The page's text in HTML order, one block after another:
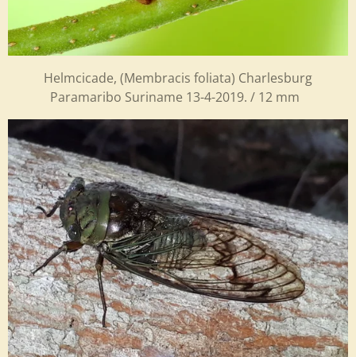
Helmcicade, (Membracis foliata) Charlesburg
Paramaribo Suriname 13-4-2019. / 12 mm